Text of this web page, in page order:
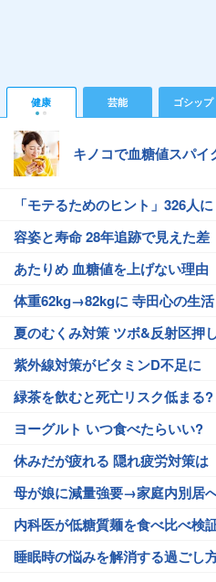
健康 芸能 ゴシップ
キノコで血糖値スパイ
「モテるためのヒント」326人に
容姿と寿命 28年追跡で見えた差
あたりめ 血糖値を上げない理由
体重62kg→82kgに 寺田心の生活
夏のむくみ対策 ツボ&反射区押
紫外線対策がビタミンD不足に
緑茶を飲むと死亡リスク低まる?
ヨーグルト いつ食べたらいい?
休みだが疲れる 隠れ疲労対策は
母が娘に減量強要→家庭内別居
内科医が低糖質麺を食べ比べ検
睡眠時の悩みを解消する過ごし